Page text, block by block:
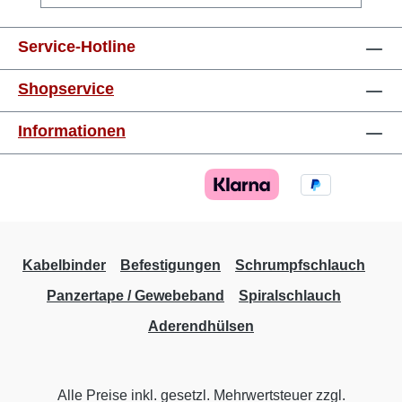
mm 10,0 mm²elfenbein12 mm 16,0
mm²grün12 mm 25,0 mm²braun16 mm 35,0
mm²grau16 mm 50,0 mm²olive20 mm
Service-Hotline
Shopservice
Informationen
Kabelbinder Befestigungen
Schrumpfschlauch
Panzertape / Gewebeband
Spiralschlauch
Aderendhülsen
Alle Preise inkl. gesetzl. Mehrwertsteuer zzgl.